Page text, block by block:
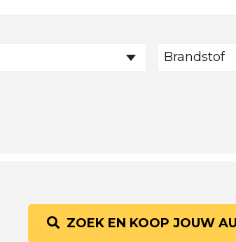
Brandstof
ZOEK EN KOOP JOUW